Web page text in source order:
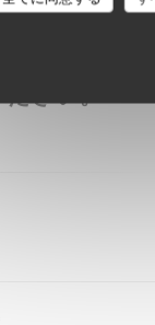
さい。